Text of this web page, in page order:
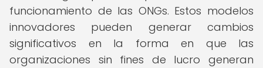
funcionamiento de las ONGs. Estos modelos
innovadores pueden generar cambios
significativos en la forma en que las
organizaciones sin fines de lucro generan